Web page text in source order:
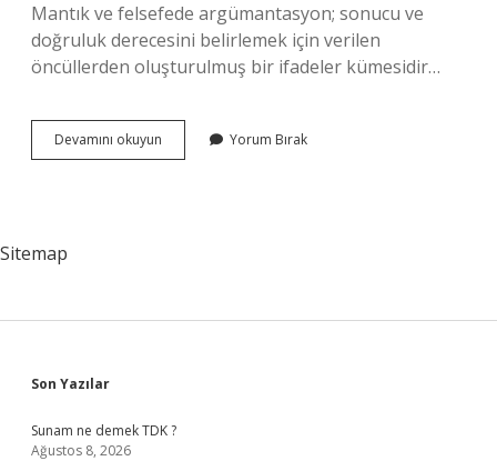
Mantık ve felsefede argümantasyon; sonucu ve
doğruluk derecesini belirlemek için verilen
öncüllerden oluşturulmuş bir ifadeler kümesidir…
Devamını okuyun
Neden
Yorum Bırak
Sitemap
Sidebar
Son Yazılar
Sunam ne demek TDK ?
Ağustos 8, 2026